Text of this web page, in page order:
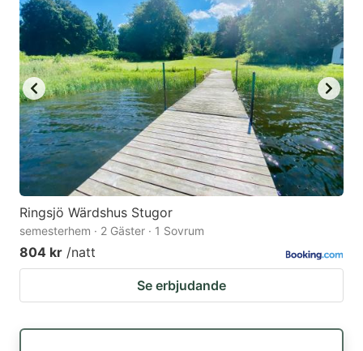
Ringsjö Wärdshus Stugor
semesterhem · 2 Gäster · 1 Sovrum
804 kr /natt
Se erbjudande